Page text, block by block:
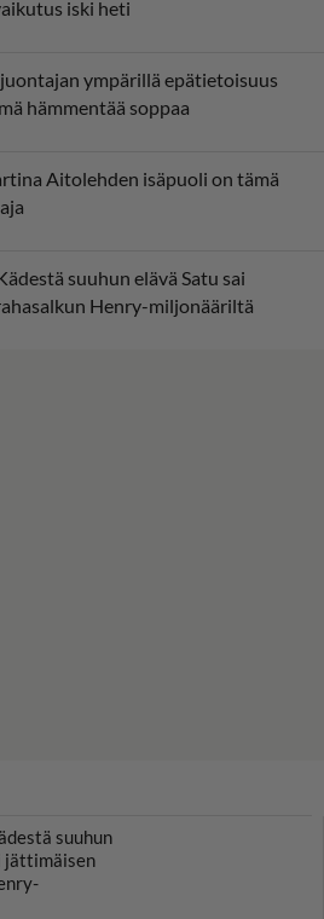
iski heti
ympärillä epätietoisuus
hämmentää soppaa
Aitolehden isäpuoli on tämä
suuhun elävä Satu sai
Henry-miljonääriltä
suuhun
jättimäisen